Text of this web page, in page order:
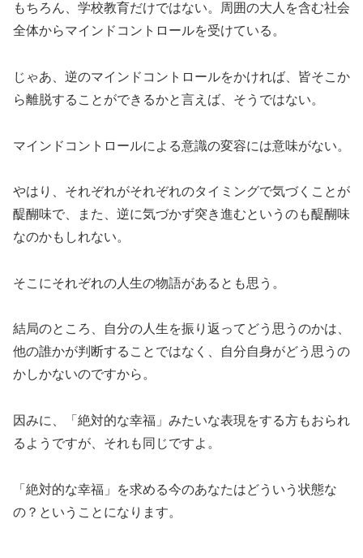
もちろん、学校教育だけではない。周囲の大人を含む社会
全体からマインドコントロールを受けている。
じゃあ、逆のマインドコントロールをかければ、皆そこか
ら離脱することができるかと言えば、そうではない。
マインドコントロールによる意識の変容には意味がない。
やはり、それぞれがそれぞれのタイミングで気づくことが
醍醐味で、また、逆に気づかず突き進むというのも醍醐味
なのかもしれない。
そこにそれぞれの人生の物語があるとも思う。
結局のところ、自分の人生を振り返ってどう思うのかは、
他の誰かが判断することではなく、自分自身がどう思うの
かしかないのですから。
因みに、「絶対的な幸福」みたいな表現をする方もおられ
るようですが、それも同じですよ。
「絶対的な幸福」を求める今のあなたはどういう状態な
の？ということになります。